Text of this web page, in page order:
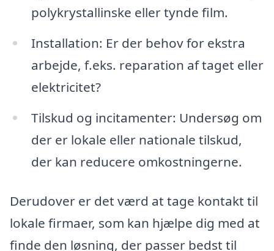
polykrystallinske eller tynde film.
Installation: Er der behov for ekstra
arbejde, f.eks. reparation af taget eller
elektricitet?
Tilskud og incitamenter: Undersøg om
der er lokale eller nationale tilskud,
der kan reducere omkostningerne.
Derudover er det værd at tage kontakt til
lokale firmaer, som kan hjælpe dig med at
finde den løsning, der passer bedst til